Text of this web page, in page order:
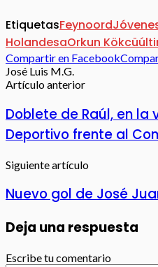
EtiquetasFeynoord
HolandesaOrkun Kökcü
Compartir en Facebook
José Luis M.G.
Artículo anterior
Doblete de Raúl, en la
Deportivo frente al
Siguiente artículo
Nuevo gol de José
Deja una respuesta
Escribe tu comentario